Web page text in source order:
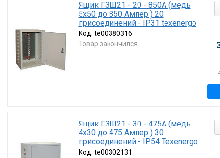
Ящик ГЗШ21 - 20 - 850А (медь
5х50 до 850 Ампер ) 20
присоединений - IP31 texenergo
Код: te00380316
Товар закончился
Ящик ГЗШ21 - 30 - 475А (медь
4х30 до 475 Ампер ) 30
присоединений - IP54 Texenergo
Код: te00302131